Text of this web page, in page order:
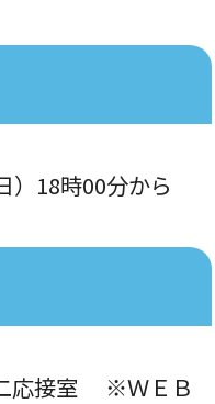
）18時00分から
応接室 ※ＷＥＢ